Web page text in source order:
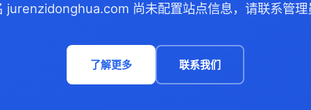
jurenzidonghua.com 尚未配置站点信息，请联系管理
了解更多 联系我们